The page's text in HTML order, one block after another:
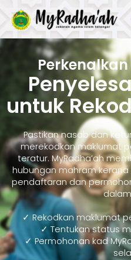
untuk
Pastikan nasab dan
merekodkan maklumat
teratur. MyRadha’ah
hubungan mahram
pendaftaran dan
✓ Rekodkan maklumat
✓ Tentukan status
✓ Permohonan kad